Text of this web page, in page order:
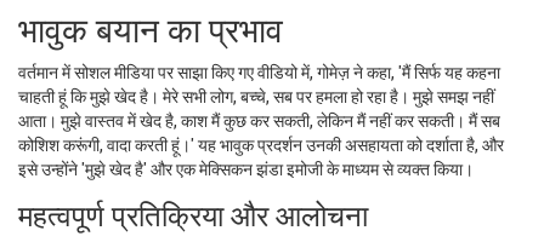
भावुक बयान का प्रभाव
वर्तमान में सोशल मीडिया पर साझा किए गए वीडियो में, गोमेज़ ने कहा, 'मैं सिर्फ यह कहना
चाहती हूं कि मुझे खेद है। मेरे सभी लोग, बच्चे, सब पर हमला हो रहा है। मुझे समझ नहीं
आता। मुझे वास्तव में खेद है, काश मैं कुछ कर सकती, लेकिन मैं नहीं कर सकती। मैं सब
कोशिश करूंगी, वादा करती हूं।' यह भावुक प्रदर्शन उनकी असहायता को दर्शाता है, और
इसे उन्होंने 'मुझे खेद है' और एक मेक्सिकन झंडा इमोजी के माध्यम से व्यक्त किया।
महत्वपूर्ण प्रतिक्रिया और आलोचना